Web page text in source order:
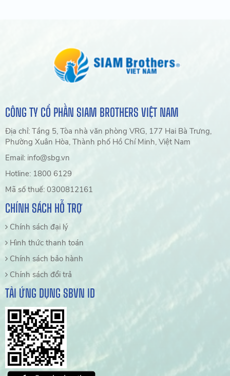
CÔNG TY CỔ PHẦN SIAM BROTHERS VIỆT NAM
Địa chỉ: Tầng 5, Tòa nhà văn phòng VRG, 177 Hai Bà Trưng,
Phường Xuân Hòa, Thành phố Hồ Chí Minh, Việt Nam
Email: info@sbg.vn
Hotline: 1800 6129
Mã số thuế: 0300812161
CHÍNH SÁCH HỖ TRỢ
Chính sách đại lý
Hình thức thanh toán
Chính sách bảo hành
Chính sách đổi trả
TẢI ỨNG DỤNG SBVN ID